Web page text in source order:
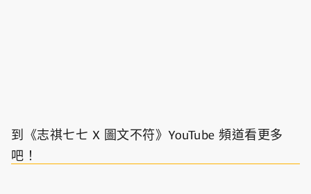
到《志祺七七 X 圖文不符》YouTube 頻道看更多
吧！